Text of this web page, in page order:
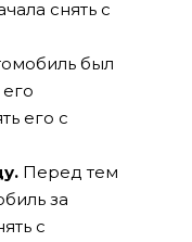
снять с
был
его с
Перед тем
за
с